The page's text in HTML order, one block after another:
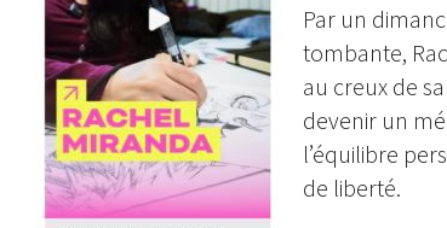
Par un
tombante,
au creux de
devenir un
l’équilibre
de liberté.